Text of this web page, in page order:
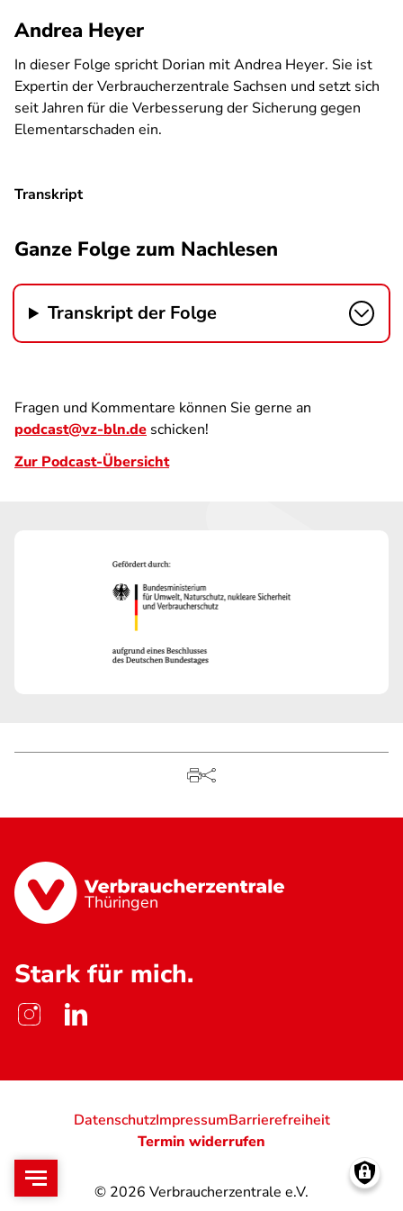
Andrea Heyer
In dieser Folge spricht Dorian mit Andrea Heyer. Sie ist
Expertin der Verbraucherzentrale Sachsen und setzt sich
seit Jahren für die Verbesserung der Sicherung gegen
Elementarschaden ein.
Transkript
Ganze Folge zum Nachlesen
Transkript der Folge
Fragen und Kommentare können Sie gerne an
podcast@vz-bln.de schicken!
Zur Podcast-Übersicht
Thüringen
Stark für mich.
© 2026 Verbraucherzentrale e.V.
DatenschutzImpressumBarrierefreiheit
Termin widerrufen